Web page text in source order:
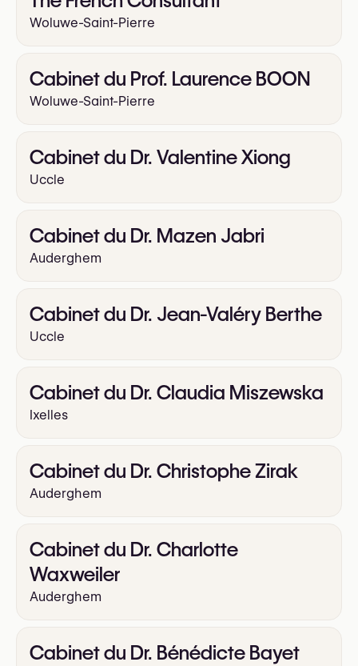
Lifting des bras
Lifting des cuisses
Greffe de cheveux
Woluwe-Saint-Pierre
Cabinet du Prof. Laurence BOON
Woluwe-Saint-Pierre
Cabinet du Dr. Valentine Xiong
Uccle
Cabinet du Dr. Mazen Jabri
Auderghem
Cabinet du Dr. Jean-Valéry Berthe
Uccle
Cabinet du Dr. Claudia Miszewska
Ixelles
Cabinet du Dr. Christophe Zirak
Auderghem
Cabinet du Dr. Charlotte
Waxweiler
Auderghem
Cabinet du Dr. Bénédicte Bayet